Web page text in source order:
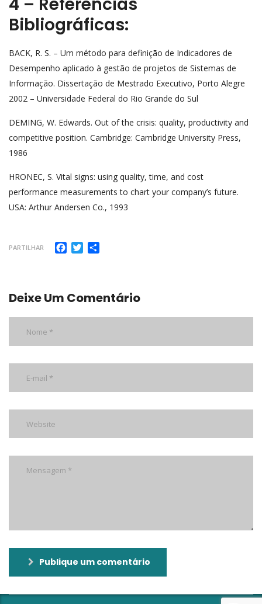
Bibliográficas:
BACK, R. S. – Um método para definição de Indicadores de
Desempenho aplicado à gestão de projetos de Sistemas de
Informação. Dissertação de Mestrado Executivo, Porto Alegre
2002 – Universidade Federal do Rio Grande do Sul
DEMING, W. Edwards. Out of the crisis: quality, productivity and
competitive position. Cambridge: Cambridge University Press,
1986
HRONEC, S. Vital signs: using quality, time, and cost
performance measurements to chart your company’s future.
USA: Arthur Andersen Co., 1993
PARTILHAR Facebook
Twitter
Deixe Um Comentário
Publique um comentário